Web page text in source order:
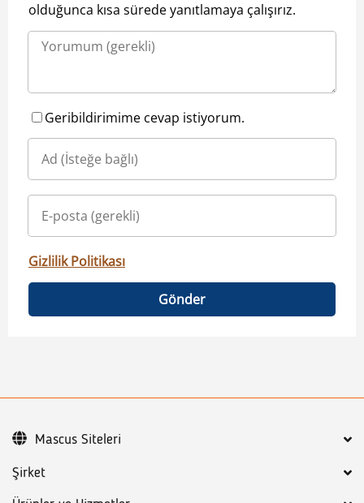
olduğunca kısa sürede yanıtlamaya çalışırız.
Geribildirimime cevap istiyorum.
Gizlilik Politikası
Gönder
Şirket
Mascus Siteleri